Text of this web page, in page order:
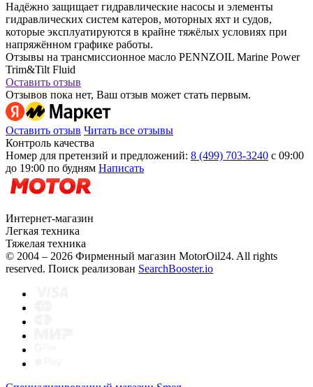
Надёжно защищает гидравлические насосы и элементы
гидравлических систем катеров, моторных яхт и судов,
которые эксплуатируются в крайне тяжёлых условиях при
напряжённом графике работы.
Отзывы на трансмиссионное масло PENNZOIL Marine Power
Trim&Tilt Fluid
Оставить отзыв
Отзывов пока нет, Ваш отзыв может стать первым.
Оставить отзыв Читать все отзывы
Контроль качества
Номер для претензий и предложений: 8 (499) 703-3240 с 09:00
до 19:00 по будням Написать
Интернет-магазин
Легкая техника
Тяжелая техника
© 2004 – 2026 Фирменный магазин MotorOil24. All rights
reserved. Поиск реализован SearchBooster.io